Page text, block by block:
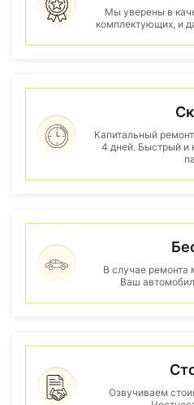
Мы уверены в
комплектующих, и
Капитальный
4 дней. Быстрый и
В случае ремонта
Ваш
Озвучиваем